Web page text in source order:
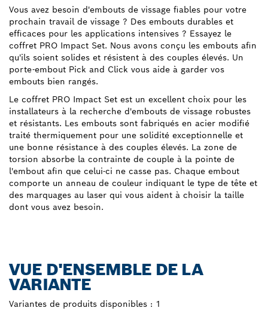
Vous avez besoin d'embouts de vissage fiables pour votre
prochain travail de vissage ? Des embouts durables et
efficaces pour les applications intensives ? Essayez le
coffret PRO Impact Set. Nous avons conçu les embouts afin
qu'ils soient solides et résistent à des couples élevés. Un
porte-embout Pick and Click vous aide à garder vos
embouts bien rangés.
Le coffret PRO Impact Set est un excellent choix pour les
installateurs à la recherche d'embouts de vissage robustes
et résistants. Les embouts sont fabriqués en acier modifié
traité thermiquement pour une solidité exceptionnelle et
une bonne résistance à des couples élevés. La zone de
torsion absorbe la contrainte de couple à la pointe de
l'embout afin que celui-ci ne casse pas. Chaque embout
comporte un anneau de couleur indiquant le type de tête et
des marquages au laser qui vous aident à choisir la taille
dont vous avez besoin.
VUE D'ENSEMBLE DE LA
VARIANTE
Variantes de produits disponibles : 1